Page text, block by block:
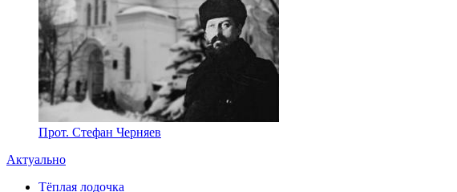
Прот. Стефан Черняев
Актуально
Тёплая лодочка